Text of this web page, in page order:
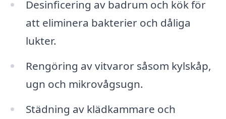
Desinficering av badrum och kök för
att eliminera bakterier och dåliga
lukter.
Rengöring av vitvaror såsom kylskåp,
ugn och mikrovågsugn.
Städning av klädkammare och